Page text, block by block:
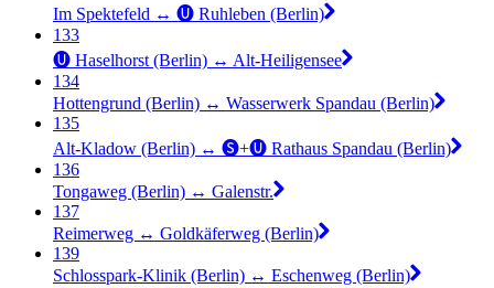
Im Spektefeld ↔︎ 🅤 Ruhleben (Berlin)
133
🅤 Haselhorst (Berlin) ↔︎ Alt-Heiligensee
134
Hottengrund (Berlin) ↔︎ Wasserwerk Spandau (Berlin)
135
Alt-Kladow (Berlin) ↔︎ 🅢+🅤 Rathaus Spandau (Berlin)
136
Tongaweg (Berlin) ↔︎ Galenstr.
137
Reimerweg ↔︎ Goldkäferweg (Berlin)
139
Schlosspark-Klinik (Berlin) ↔︎ Eschenweg (Berlin)